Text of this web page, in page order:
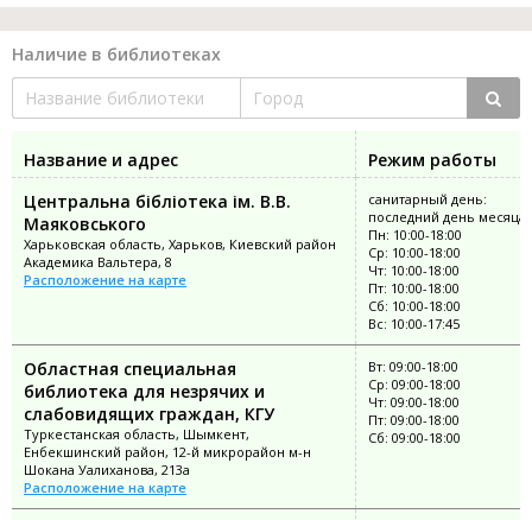
Наличие в библиотеках
Название и адрес
Режим работы
Центральна бібліотека ім. В.В.
Маяковського
Харьковская область, Харьков, Киевский район
Академика Вальтера, 8
Расположение на карте
санитарный день:
последний день месяца
Пн: 10:00-18:00
Ср: 10:00-18:00
Чт: 10:00-18:00
Пт: 10:00-18:00
Сб: 10:00-18:00
Вс: 10:00-17:45
Областная специальная
библиотека для незрячих и
слабовидящих граждан, КГУ
Туркестанская область, Шымкент,
Енбекшинский район, 12-й микрорайон м-н
Шокана Уалиханова, 213а
Расположение на карте
Вт: 09:00-18:00
Ср: 09:00-18:00
Чт: 09:00-18:00
Пт: 09:00-18:00
Сб: 09:00-18:00